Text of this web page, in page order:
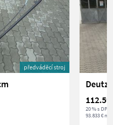
předváděcí stroj
Deutz
20 % s DPH
93.833 €